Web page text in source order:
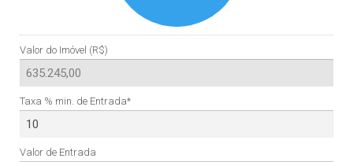
Valor do Imóvel (R$)
Taxa % min. de Entrada*
Valor de Entrada